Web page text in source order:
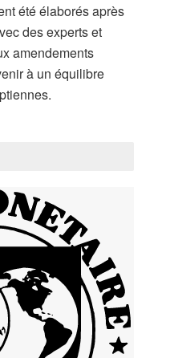
été élaborés après
des experts et
amendements
à un équilibre